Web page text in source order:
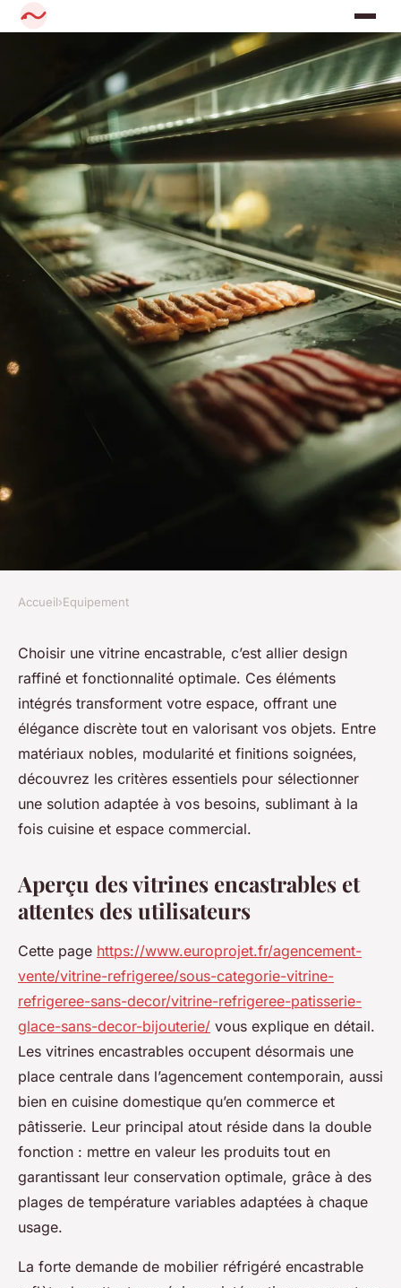
EQUIPEMENT
Vitrine encastrable : guide
pour choisir la meilleure
solution intégrée
Manon•17 juillet 2025•5 min de lecture
Accueil›Equipement
Choisir une vitrine encastrable, c’est allier design
raffiné et fonctionnalité optimale. Ces éléments
intégrés transforment votre espace, offrant une
élégance discrète tout en valorisant vos objets. Entre
matériaux nobles, modularité et finitions soignées,
découvrez les critères essentiels pour sélectionner
une solution adaptée à vos besoins, sublimant à la
fois cuisine et espace commercial.
Aperçu des vitrines encastrables et
attentes des utilisateurs
Cette page https://www.europrojet.fr/agencement-
vente/vitrine-refrigeree/sous-categorie-vitrine-
refrigeree-sans-decor/vitrine-refrigeree-patisserie-
glace-sans-decor-bijouterie/ vous explique en détail.
Les vitrines encastrables occupent désormais une
place centrale dans l’agencement contemporain, aussi
bien en cuisine domestique qu’en commerce et
pâtisserie. Leur principal atout réside dans la double
fonction : mettre en valeur les produits tout en
garantissant leur conservation optimale, grâce à des
plages de température variables adaptées à chaque
usage.
La forte demande de mobilier réfrigéré encastrable